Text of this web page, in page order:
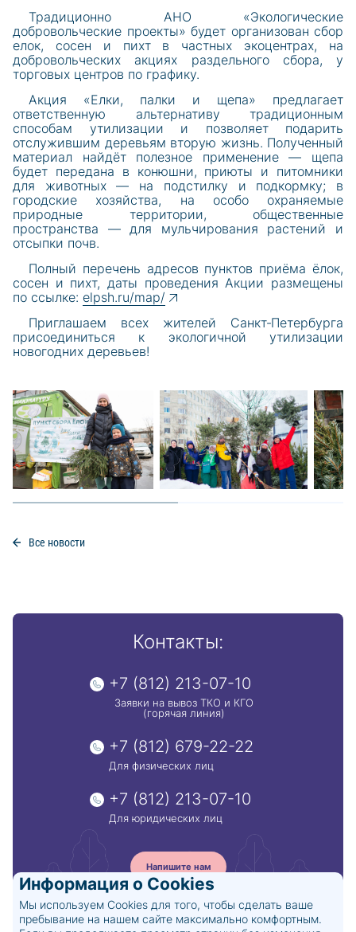
Традиционно АНО «Экологические
добровольческие проекты» будет организован сбор
елок, сосен и пихт в частных экоцентрах, на
добровольческих акциях раздельного сбора, у
торговых центров по графику.
Акция «Елки, палки и щепа» предлагает
ответственную альтернативу традиционным
способам утилизации и позволяет подарить
отслужившим деревьям вторую жизнь. Полученный
материал найдёт полезное применение — щепа
будет передана в конюшни, приюты и питомники
для животных — на подстилку и подкормку; в
городские хозяйства, на особо охраняемые
природные территории, общественные
пространства — для мульчирования растений и
отсыпки почв.
Полный перечень адресов пунктов приёма ёлок,
сосен и пихт, даты проведения Акции размещены
по ссылке: elpsh.ru/map/
Приглашаем всех жителей Санкт‑Петербурга
присоединиться к экологичной утилизации
новогодних деревьев!
Все новости
Контакты:
+7 (812) 213-07-10
Заявки на вывоз ТКО и КГО
(горячая линия)
+7 (812) 679-22-22
Для физических лиц
+7 (812) 213-07-10
Для юридических лиц
Напишите нам
© 2024. АО «Невский экологический
Информация о Cookies
Мы используем Cookies для того, чтобы сделать ваше
пребывание на нашем сайте максимально комфортным.